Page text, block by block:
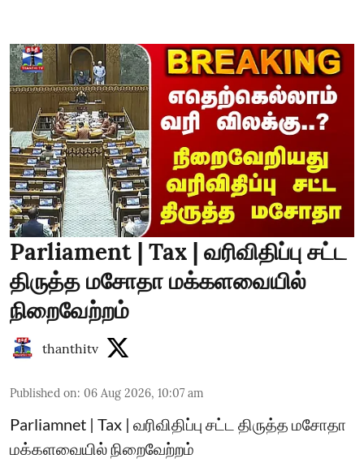
Parliament | Tax | வரிவிதிப்பு சட்ட
திருத்த மசோதா மக்களவையில்
நிறைவேற்றம்
thanthitv
Published on: 06 Aug 2026, 10:07 am
Parliamnet | Tax | வரிவிதிப்பு சட்ட திருத்த மசோதா
மக்களவையில் நிறைவேற்றம்